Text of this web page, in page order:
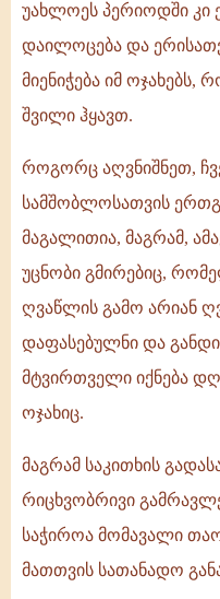
უახლოეს პერიოდში კი
დაილოცება და
მიენიჭება იმ
შვილი ჰყავთ.
როგორც აღვნიშნეთ,
სამშობლოსათვის
მაგალითია, მაგრამ,
უცნობი გმირებიც,
ღვაწლის გამო არიან
დაფასებულნი და
მტვირთველი იქნება
ოჯახიც.
მაგრამ საკითხის
რიცხვობრივი
საჭიროა მომავალი
მათთვის სათანადო